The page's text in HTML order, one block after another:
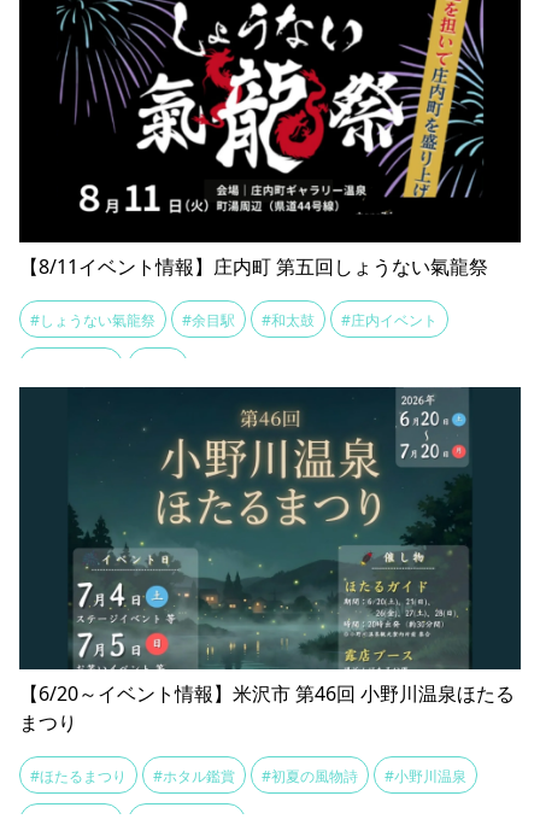
【8/11イベント情報】庄内町 第五回しょうない氣龍祭
#しょうない氣龍祭 #余目駅 #和太鼓 #庄内イベント
【6/20～イベント情報】米沢市 第46回 小野川温泉ほたる
まつり
#ほたるまつり #ホタル鑑賞 #初夏の風物詩 #小野川温泉